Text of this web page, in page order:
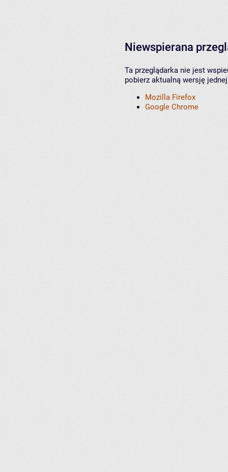
Niewspierana
Ta przeglądarka nie jest
pobierz aktualną wersję
Mozilla Firefox
Google Chrome